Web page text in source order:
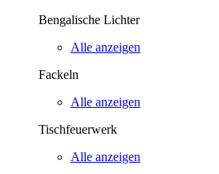
Bengalische Lichter
Alle anzeigen
Fackeln
Alle anzeigen
Tischfeuerwerk
Alle anzeigen